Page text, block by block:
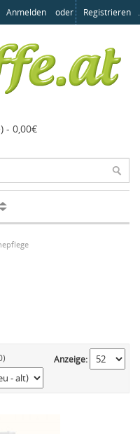
Anmelden oder Registrieren .
- 0,00€
Anzeige: